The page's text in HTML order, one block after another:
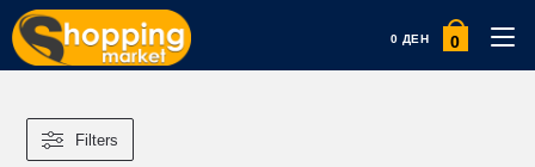
0 ДЕН 0
Filters